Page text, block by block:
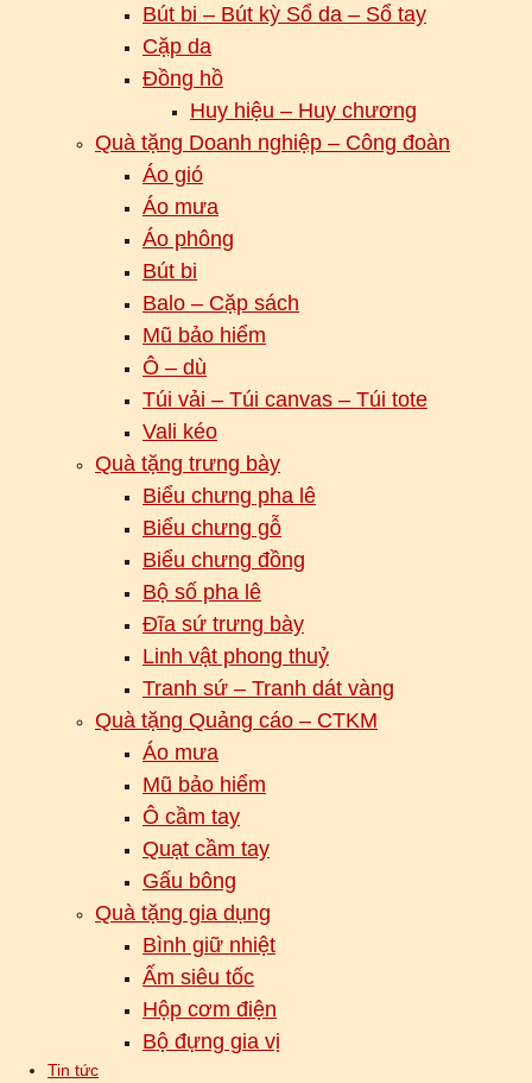
Bút bi – Bút kỳ Sổ da – Sổ tay
Cặp da
Đồng hồ
Huy hiệu – Huy chương
Quà tặng Doanh nghiệp – Công đoàn
Áo gió
Áo mưa
Áo phông
Bút bi
Balo – Cặp sách
Mũ bảo hiểm
Ô – dù
Túi vải – Túi canvas – Túi tote
Vali kéo
Quà tặng trưng bày
Biểu chưng pha lê
Biểu chưng gỗ
Biểu chưng đồng
Bộ số pha lê
Đĩa sứ trưng bày
Linh vật phong thuỷ
Tranh sứ – Tranh dát vàng
Quà tặng Quảng cáo – CTKM
Áo mưa
Mũ bảo hiểm
Ô cầm tay
Quạt cầm tay
Gấu bông
Quà tặng gia dụng
Bình giữ nhiệt
Ấm siêu tốc
Hộp cơm điện
Bộ đựng gia vị
Tin tức